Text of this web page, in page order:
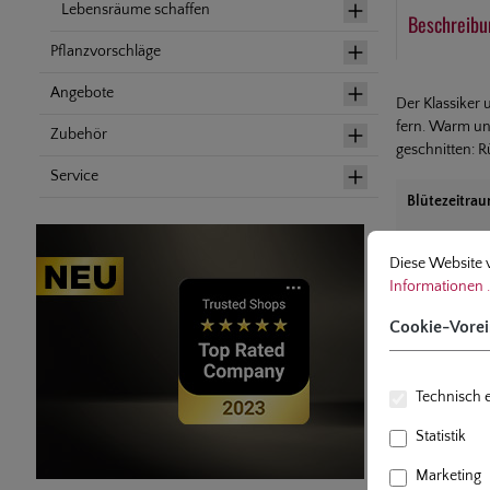
Lebensräume schaffen
Pflanzvorschläge
Angebote
Zubehör
Service
Der Klassiker
fern. Warm
geschnitten:
Dazu
Produktgalerie
Cookie-
Diese Website
Diese Website
Informationen
Cookie-
Technisch
Statistik
Marketing